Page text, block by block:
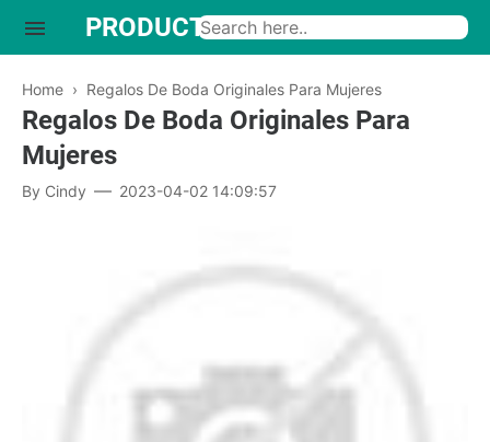
Home › Regalos De Boda Originales Para Mujeres
Regalos De Boda Originales Para
Mujeres
By Cindy 2023-04-02 14:09:57